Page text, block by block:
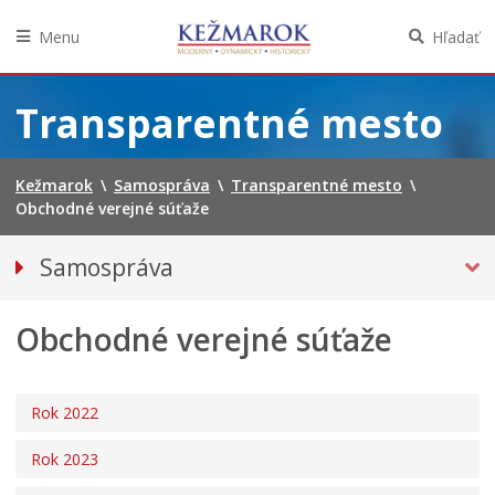
Menu Hľadať
Transparentné mesto
Kežmarok \ Samospráva \ Transparentné mesto \
Obchodné verejné súťaže
Samospráva
Mestské zastupiteľstvo
Centrálna úradná elektronická tabuľa
Obchodné verejné súťaže
Rok 2022
Rok 2023